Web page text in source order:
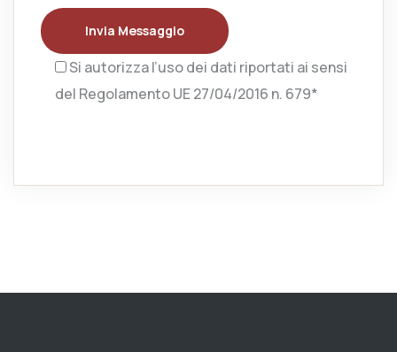
Invia Messaggio
Si autorizza l’uso dei dati riportati ai sensi
del Regolamento UE 27/04/2016 n. 679*